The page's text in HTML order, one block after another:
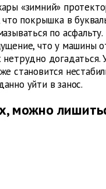
«зимний»
что покрышка в
по
что у машины
нетрудно догадаться.
становится
уйти в занос.
можно